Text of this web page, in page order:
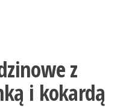
z
i kokardą